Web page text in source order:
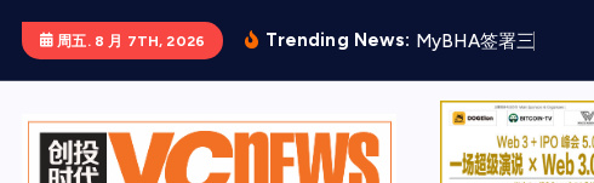
正
周五. 8 月 7TH, 2026 Trending News: MyBHA签署三